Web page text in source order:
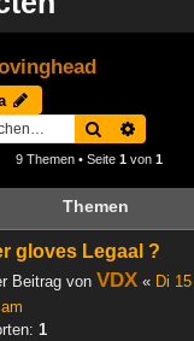
Suche
9 Themen • Seite 1 von 1
Themen
gloves Legaal ?
Beitrag von VDX « Di
1